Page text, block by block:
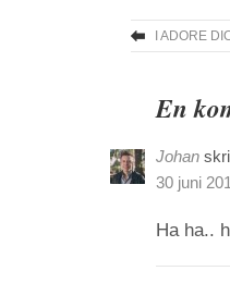
I ADORE
En
Johan
30 juni
Ha ha..